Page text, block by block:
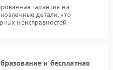
гарантия на
детали, что
неисправностей
и бесплатная